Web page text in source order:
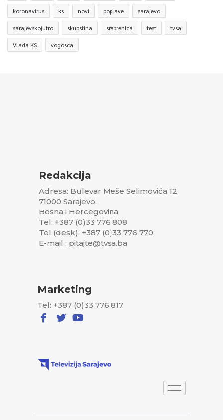
koronavirus ks novi poplave sarajevo
sarajevskojutro skupstina srebrenica test tvsa
Vlada KS vogosca
Redakcija
Adresa: Bulevar Meše Selimovića 12,
71000 Sarajevo,
Bosna i Hercegovina
Tel: +387 (0)33 776 808
Tel (desk): +387 (0)33 776 770
E-mail : pitajte@tvsa.ba
Marketing
Tel: +387 (0)33 776 817